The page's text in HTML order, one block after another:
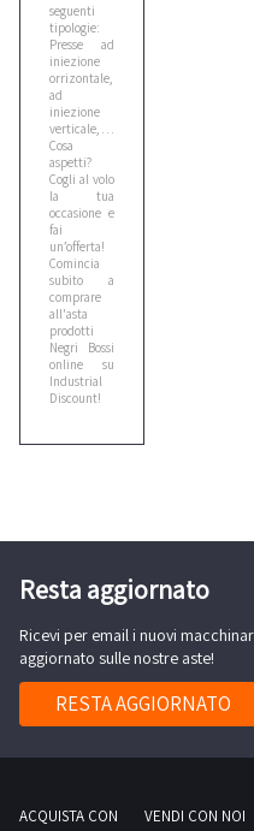
Caterpillar
1
Cat
Cebora
2
1
2
4
Citroen
Cmt
seguenti
tipologie:
Presse ad
iniezione
orrizontale,
ad
iniezione
verticale, …
Cosa
aspetti?
Cogli al volo
la tua
occasione e
fai
un’offerta!
Comincia
subito a
comprare
all'asta
prodotti
Negri Bossi
online su
Industrial
Discount!
Resta aggiornato
Ricevi per email i nuovi
aggiornato sulle nostre aste!
RESTA AGGIORNATO
ACQUISTA CON
VENDI CON NOI